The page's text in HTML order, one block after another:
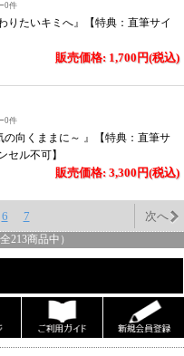
0件
りたいキミへ』【特典：直筆サイ
販売価格: 1,700円(税込)
0件
向くままに～ 』【特典：直筆サ
セル不可】
販売価格: 3,300円(税込)
6 7 次へ
213商品中）